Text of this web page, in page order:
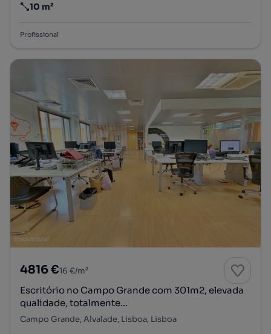
Preço por metro quadrado
10 m²
Profissional
4816 €16 €/m²
Escritório no Campo Grande com 301m2, elevada
qualidade, totalmente...
Campo Grande, Alvalade, Lisboa, Lisboa